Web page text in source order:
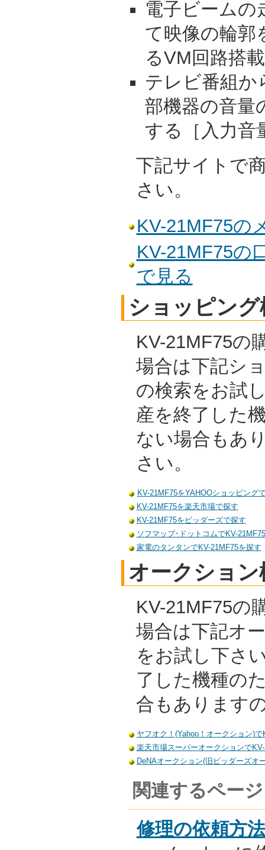
電子ビームの
て映像の輪郭
るVM回路搭載
テレビ番組か
部機器の音量
する［入力音
下記サイトで
さい。
KV-21MF75の
KV-21MF75の
で見る
ショッピング
KV-21MF75の
場合は下記シ
の検索をお試
産を終了した
ない場合もあ
さい。
KV-21MF75をYAHOOショッピング
KV-21MF75を楽天市場で探す
KV-21MF75をビッダーズで探す
ソフマップ･ドットコムでKV-
家電のタンタンでKV-21MF75を探す
オークション
KV-21MF75の
場合は下記オ
をお試し下さ
了した機種の
合もあります
ヤフオク！(Yahoo！オークション)
楽天市場スーパーオークションで
DeNAオークション(旧ビッダーズオ
関連するページ
修理の依頼方法